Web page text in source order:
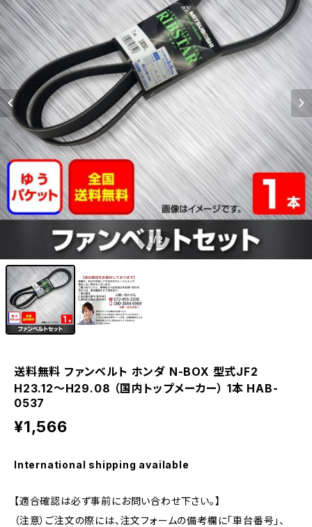
1/2
送料無料 ファンベルト ホンダ N-BOX 型式JF2
H23.12～H29.08 （国内トップメーカー） 1本 HAB-
0537
¥1,566
International shipping available
【適合確認は必ず事前にお問い合わせ下さい。】
（注意）ご注文の際には、注文フォームの備考欄に「車台番号」、